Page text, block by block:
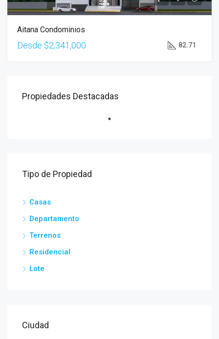
Aitana Condominios
Desde $2,341,000 82.71
Propiedades Destacadas
Tipo de Propiedad
Casas
Departamento
Terrenos
Residencial
Lote
Ciudad